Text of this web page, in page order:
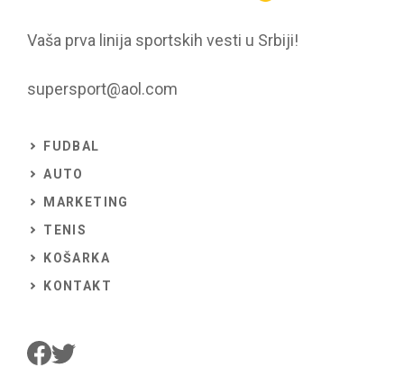
Vaša prva linija sportskih vesti u Srbiji!
supersport@aol.com
FUDBAL
AUTO
MARKETING
TENIS
KOŠARKA
KONTAKT